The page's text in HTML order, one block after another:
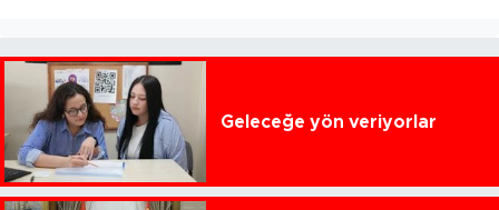
Geleceğe yön veriyorlar